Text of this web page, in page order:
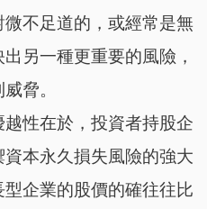
不足道的，或經常是無
另一種更重要的風險，
脅。
性在於，投資者持股企
本永久損失風險的強大
企業的股價的確往往比